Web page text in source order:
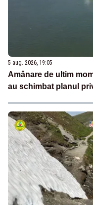
5 aug. 2026, 19:05
Amânare de ultim
au schimbat planul